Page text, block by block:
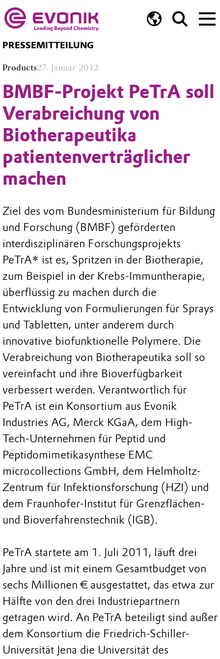
PRESSEMITTEILUNG
Products27. Januar 2012
BMBF-Projekt PeTrA soll
Verabreichung von
Biotherapeutika
patientenverträglicher
machen
Ziel des vom Bundesministerium für Bildung
und Forschung (BMBF) geförderten
interdisziplinären Forschungsprojekts
PeTrA* ist es, Spritzen in der Biotherapie,
zum Beispiel in der Krebs-Immuntherapie,
überflüssig zu machen durch die
Entwicklung von Formulierungen für Sprays
und Tabletten, unter anderem durch
innovative biofunktionelle Polymere. Die
Verabreichung von Biotherapeutika soll so
vereinfacht und ihre Bioverfügbarkeit
verbessert werden. Verantwortlich für
PeTrA ist ein Konsortium aus Evonik
Industries AG, Merck KGaA, dem High-
Tech-Unternehmen für Peptid und
Peptidomimetikasynthese EMC
microcollections GmbH, dem Helmholtz-
Zentrum für Infektionsforschung (HZI) und
dem Fraunhofer-Institut für Grenzflächen-
und Bioverfahrenstechnik (IGB).
PeTrA startete am 1. Juli 2011, läuft drei
Jahre und ist mit einem Gesamtbudget von
sechs Millionen € ausgestattet, das etwa zur
Hälfte von den drei Industriepartnern
getragen wird. An PeTrA beteiligt sind außer
dem Konsortium die Friedrich-Schiller-
Universität Jena die Universität des